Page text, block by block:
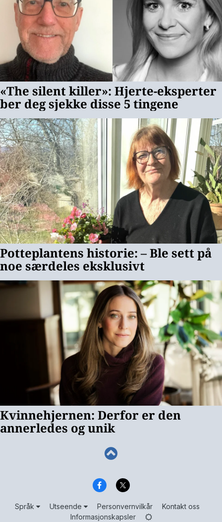
Språk Utseende Personvernvilkår
Kontakt oss
Informasjonskapsler